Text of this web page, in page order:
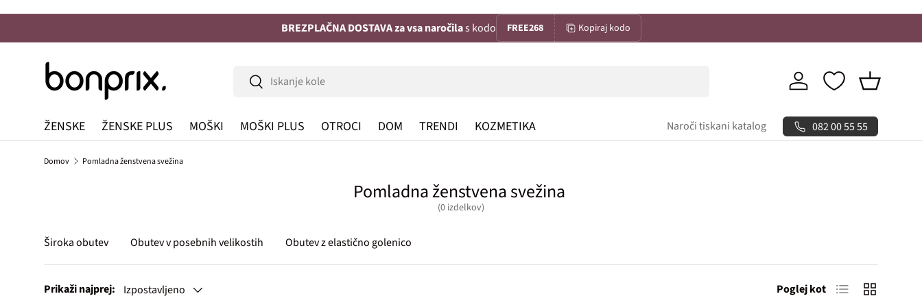
BREZPLAČNA DOSTAVA za vsa naročilas kodo FREE268 Kopiraj kodo
Iskanje
Iskanje Prijava Košarica
ŽENSKE ŽENSKE PLUS MOŠKI MOŠKI PLUS OTROCI DOM TRENDI KOZMETIKA Naroči tiskani katalog 082 00 55 55
Domov Pomladna ženstvena svežina
Pomladna ženstvena svežina
(0 izdelkov)
Široka obutev Obutev v posebnih velikostih Obutev z elastično golenico
Prikaži najprej: Izpostavljeno Poglej kot Lista izdelkov
Mreža